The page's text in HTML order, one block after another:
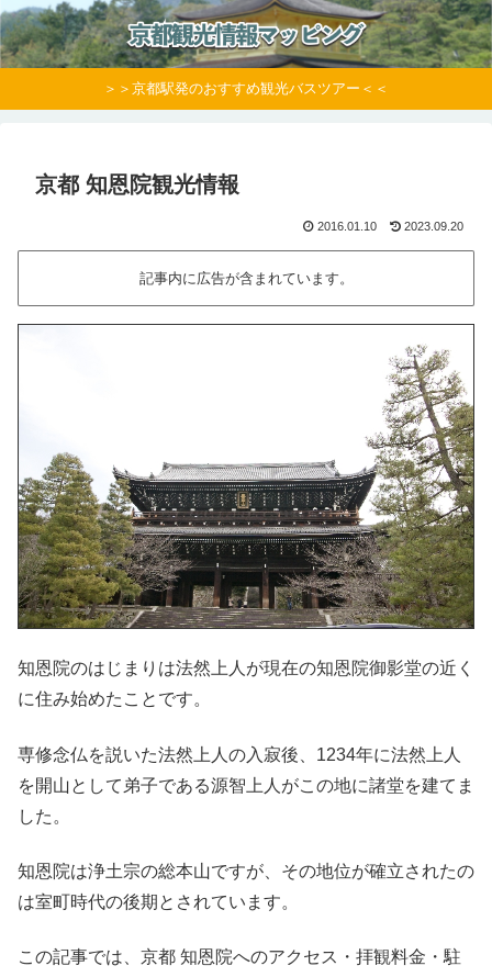
＞＞京都駅発のおすすめ観光バスツアー＜＜
京都 知恩院観光情報
2016.01.10 2023.09.20
記事内に広告が含まれています。
知恩院のはじまりは法然上人が現在の知恩院御影堂の近く
に住み始めたことです。
専修念仏を説いた法然上人の入寂後、1234年に法然上人
を開山として弟子である源智上人がこの地に諸堂を建てま
した。
知恩院は浄土宗の総本山ですが、その地位が確立されたの
は室町時代の後期とされています。
この記事では、京都 知恩院へのアクセス・拝観料金・駐